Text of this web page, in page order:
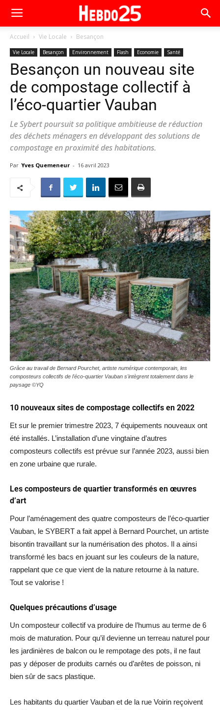
Accueil Vie Locale Besançon
Vie Locale Besançon Environnement Flash Economie Santé
Besançon un nouveau site
de compostage collectif à
l’éco-quartier Vauban
Le Sybert poursuit sa politique ambitieuse de réduction
des déchets ménagers en développant des solutions de
compostage en proximité des habitations.
Par Yves Quemeneur - 16 avril 2023
Grâce au travail de Bernard Pourchet, artiste numérique contemporain, les
composteurs collectifs de l'éco-quartier Vauban s'intègrent totalement dans le
paysage ©YQ
10 nouveaux sites de compostage collectifs en 2022
Et sur le premier trimestre 2023, 7 équipements nouveaux ont
été installés. L’installation d’une vingtaine d’autres
composteurs collectifs est prévue sur l’année 2023, aussi bien
en zone urbaine que rurale.
Les composteurs de quartier transformés en œuvres
d’art
Pour l’aménagement des quatre composteurs de l’éco-quartier
Vauban, le SYBERT a fait appel à Bernard Pourchet, un artiste
bisontin travaillant sur la numérisation des photos. Il a ainsi
transformé les bacs en jouant sur les couleurs de la nature,
rappelant que ce que vient de la nature retourne à la nature.
Tout se valorise !
Quelques précautions d’usage
Un composteur collectif va produire de l’humus au terme de 6
mois de maturation. Pour qu’il devienne un terreau naturel pour
les jardinières de balcon ou le rempotage des pots, il ne faut
pas y déposer de produits carnés ou d’arêtes de poisson, ni
bien sûr de sacs plastique.
Les habitants du quartier Vauban et de la rue Voirin reçoivent